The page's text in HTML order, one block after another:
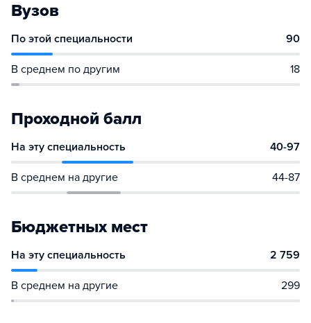
Вузов
По этой специальности 90
В среднем по другим 18
Проходной балл
На эту специальность 40-97
В среднем на другие 44-87
Бюджетных мест
На эту специальность 2 759
В среднем на другие 299